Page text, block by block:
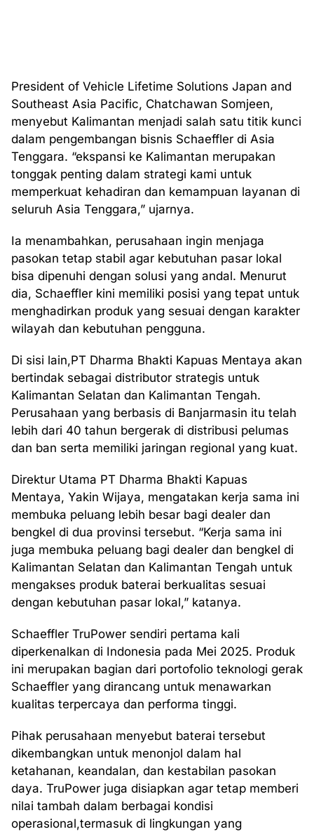
President of Vehicle Lifetime Solutions Japan and
Southeast Asia Pacific, Chatchawan Somjeen,
menyebut Kalimantan menjadi salah satu titik kunci
dalam pengembangan bisnis Schaeffler di Asia
Tenggara. “ekspansi ke Kalimantan merupakan
tonggak penting dalam strategi kami untuk
memperkuat kehadiran dan kemampuan layanan di
seluruh Asia Tenggara,” ujarnya.
Ia menambahkan, perusahaan ingin menjaga
pasokan tetap stabil agar kebutuhan pasar lokal
bisa dipenuhi dengan solusi yang andal. Menurut
dia, Schaeffler kini memiliki posisi yang tepat untuk
menghadirkan produk yang sesuai dengan karakter
wilayah dan kebutuhan pengguna.
Di sisi lain,PT Dharma Bhakti Kapuas Mentaya akan
bertindak sebagai distributor strategis untuk
Kalimantan Selatan dan Kalimantan Tengah.
Perusahaan yang berbasis di Banjarmasin itu telah
lebih dari 40 tahun bergerak di distribusi pelumas
dan ban serta memiliki jaringan regional yang kuat.
Direktur Utama PT Dharma Bhakti Kapuas
Mentaya, Yakin Wijaya, mengatakan kerja sama ini
membuka peluang lebih besar bagi dealer dan
bengkel di dua provinsi tersebut. “Kerja sama ini
juga membuka peluang bagi dealer dan bengkel di
Kalimantan Selatan dan Kalimantan Tengah untuk
mengakses produk baterai berkualitas sesuai
dengan kebutuhan pasar lokal,” katanya.
Schaeffler TruPower sendiri pertama kali
diperkenalkan di Indonesia pada Mei 2025. Produk
ini merupakan bagian dari portofolio teknologi gerak
Schaeffler yang dirancang untuk menawarkan
kualitas terpercaya dan performa tinggi.
Pihak perusahaan menyebut baterai tersebut
dikembangkan untuk menonjol dalam hal
ketahanan, keandalan, dan kestabilan pasokan
daya. TruPower juga disiapkan agar tetap memberi
nilai tambah dalam berbagai kondisi
operasional,termasuk di lingkungan yang